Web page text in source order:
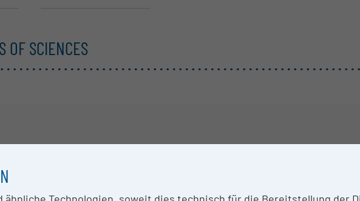
OF SCIENCES
ähnliche Technologien, soweit dies technisch für die Bereitstellung der